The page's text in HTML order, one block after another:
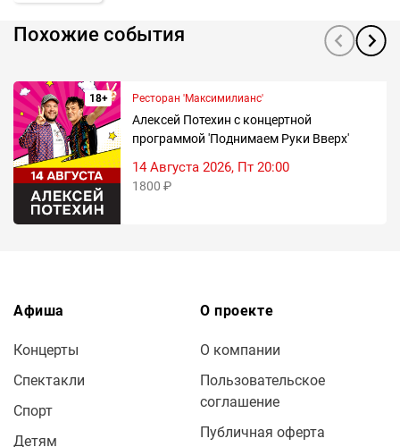
Похожие события
18+ Ресторан 'Максимилианс'
Алексей Потехин с концертной
программой 'Поднимаем Руки Вверх'
14 Августа 2026, Пт 20:00
1800 ₽
Афиша
Концерты
Спектакли
Спорт
Детям
О проекте
О компании
Пользовательское
соглашение
Публичная оферта